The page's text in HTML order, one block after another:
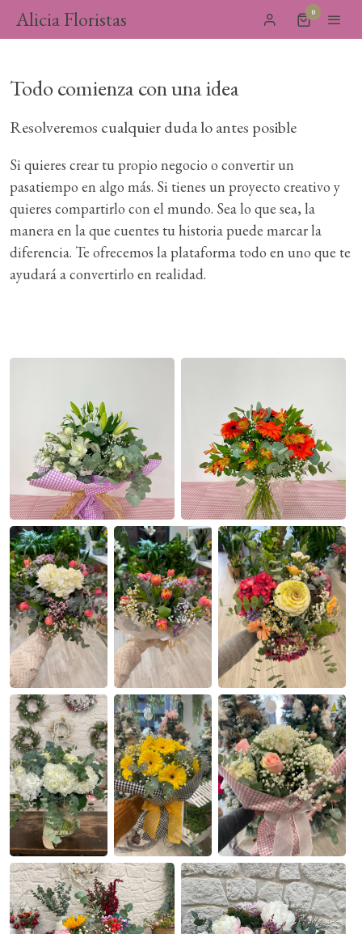
Alicia Floristas 0
Todo comienza con una idea
Resolveremos cualquier duda lo antes posible
Si quieres crear tu propio negocio o convertir un
pasatiempo en algo más. Si tienes un proyecto creativo y
quieres compartirlo con el mundo. Sea lo que sea, la
manera en la que cuentes tu historia puede marcar la
diferencia. Te ofrecemos la plataforma todo en uno que te
ayudará a convertirlo en realidad.